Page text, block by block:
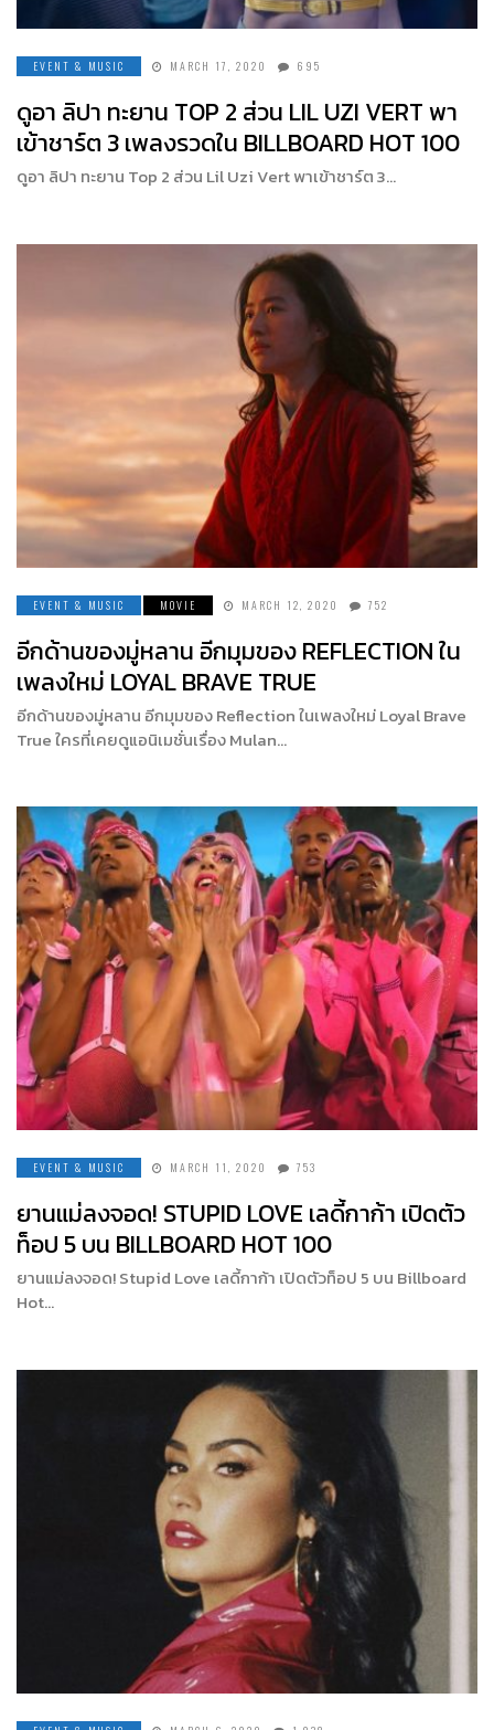
EVENT & MUSIC MARCH 17, 2020 695
ดูอา ลิปา ทะยาน TOP 2 ส่วน LIL UZI VERT พา
เข้าชาร์ต 3 เพลงรวดใน BILLBOARD HOT 100
ดูอา ลิปา ทะยาน Top 2 ส่วน Lil Uzi Vert พาเข้าชาร์ต 3…
EVENT & MUSIC MOVIE MARCH 12, 2020 752
อีกด้านของมู่หลาน อีกมุมของ REFLECTION ใน
เพลงใหม่ LOYAL BRAVE TRUE
อีกด้านของมู่หลาน อีกมุมของ Reflection ในเพลงใหม่ Loyal Brave
True ใครที่เคยดูแอนิเมชั่นเรื่อง Mulan…
EVENT & MUSIC MARCH 11, 2020 753
ยานแม่ลงจอด! STUPID LOVE เลดี้กาก้า เปิดตัว
ท็อป 5 บน BILLBOARD HOT 100
ยานแม่ลงจอด! Stupid Love เลดี้กาก้า เปิดตัวท็อป 5 บน Billboard
Hot…